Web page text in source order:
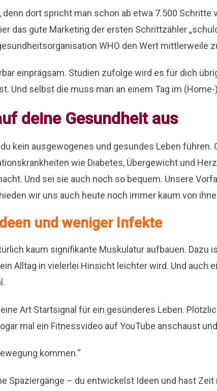
dort spricht man schon ab etwa 7.500 Schritte
das gute Marketing der ersten Schrittzähler
WHO den Wert mittlerweile
einprägsam. Studien zufolge wird es für dich
Und selbst die muss man an einem Tag im
deine Gesundheit aus
kein ausgewogenes und gesundes Leben
wie Diabetes, Übergewicht und
Und sei sie auch noch so bequem. Unsere
wir uns auch heute noch immer kaum von
und weniger Infekte
kaum signifikante Muskulatur aufbauen. Dazu
Alltag in vielerlei Hinsicht leichter wird. Und auch
Art Startsignal für ein gesünderes Leben.
mal ein Fitnessvideo auf YouTube anschaust
kommen.“
Spaziergänge – du entwickelst Ideen und hast